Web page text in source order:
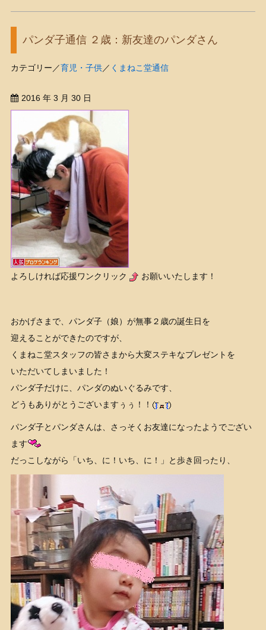
パンダ子通信 ２歳：新友達のパンダさん
カテゴリー／育児・子供／ くまねこ堂通信
2016 年 3 月 30 日
よろしければ応援ワンクリック お願いいたします！
おかげさまで、パンダ子（娘）が無事２歳の誕生日を
迎えることができたのですが、
くまねこ堂スタッフの皆さまから大変ステキなプレゼントを
いただいてしまいました！
パンダ子だけに、パンダのぬいぐるみです、
どうもありがとうございますぅぅ！！
パンダ子とパンダさんは、さっそくお友達になったようでござい
ます
だっこしながら「いち、に！いち、に！」と歩き回ったり、